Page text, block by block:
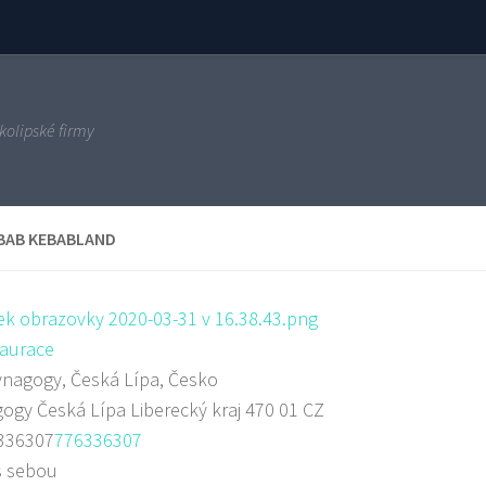
firmy
KEBABLAND
Česká Lípa, Česko
Česká Lípa Liberecký kraj 470 01 CZ
776336307
sebou